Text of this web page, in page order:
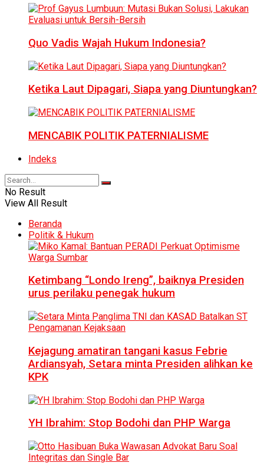
Quo Vadis Wajah Hukum Indonesia?
Ketika Laut Dipagari, Siapa yang Diuntungkan?
MENCABIK POLITIK PATERNIALISME
Indeks
No Result
View All Result
Beranda
Politik & Hukum
Ketimbang “Londo Ireng”, baiknya Presiden
urus perilaku penegak hukum
Kejagung amatiran tangani kasus Febrie
Ardiansyah, Setara minta Presiden alihkan ke
KPK
YH Ibrahim: Stop Bodohi dan PHP Warga